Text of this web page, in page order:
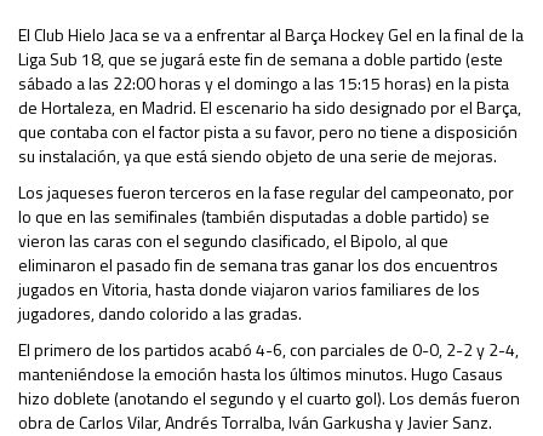
El Club Hielo Jaca se va a enfrentar al Barça Hockey Gel en la final de la
Liga Sub 18, que se jugará este fin de semana a doble partido (este
sábado a las 22:00 horas y el domingo a las 15:15 horas) en la pista
de Hortaleza, en Madrid. El escenario ha sido designado por el Barça,
que contaba con el factor pista a su favor, pero no tiene a disposición
su instalación, ya que está siendo objeto de una serie de mejoras.
Los jaqueses fueron terceros en la fase regular del campeonato, por
lo que en las semifinales (también disputadas a doble partido) se
vieron las caras con el segundo clasificado, el Bipolo, al que
eliminaron el pasado fin de semana tras ganar los dos encuentros
jugados en Vitoria, hasta donde viajaron varios familiares de los
jugadores, dando colorido a las gradas.
El primero de los partidos acabó 4-6, con parciales de 0-0, 2-2 y 2-4,
manteniéndose la emoción hasta los últimos minutos. Hugo Casaus
hizo doblete (anotando el segundo y el cuarto gol). Los demás fueron
obra de Carlos Vilar, Andrés Torralba, Iván Garkusha y Javier Sanz.